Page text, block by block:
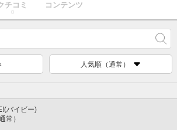
チコミ
0
コンテンツ
人気順（通常）
バイビー)
常）